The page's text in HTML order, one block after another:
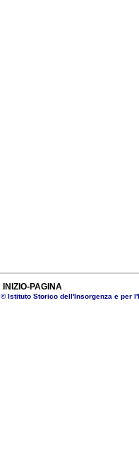
INIZIO-PAGINA
© Istituto Storico dell'Insorgenza e per